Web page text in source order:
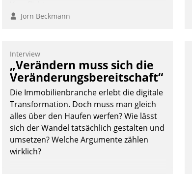
Jörn Beckmann
Interview
„Verändern muss sich die
Veränderungsbereitschaft“
Die Immobilienbranche erlebt die digitale
Transformation. Doch muss man gleich
alles über den Haufen werfen? Wie lässt
sich der Wandel tatsächlich gestalten und
umsetzen? Welche Argumente zählen
wirklich?